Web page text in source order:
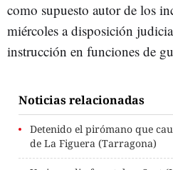
como supuesto autor de los
miércoles a disposición
instrucción en funciones de
Noticias relacionadas
Detenido el pirómano que
de La Figuera (Tarragona)